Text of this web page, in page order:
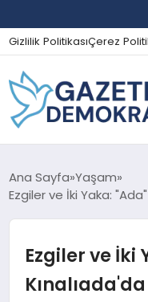
Gizlilik PolitikasıÇerez
GÜNDEM
SPOR
Ana Sayfa Yaşam
Ezgiler ve İki Yaka:
Ezgiler ve İki